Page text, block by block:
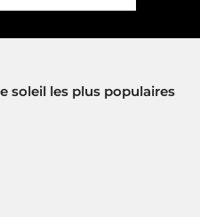
soleil les plus populaires